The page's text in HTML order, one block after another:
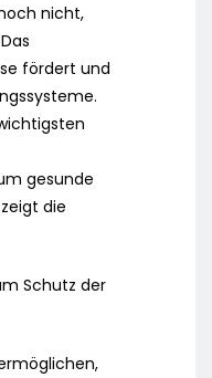
nicht,
fördert und
gesunde
die
Schutz der